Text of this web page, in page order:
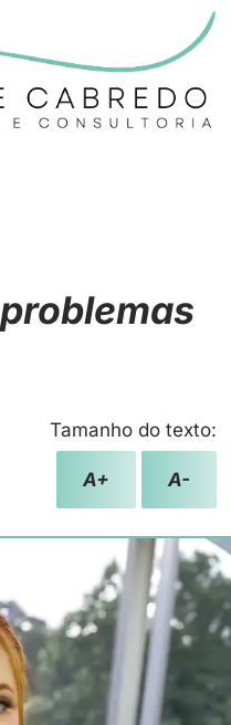
Tamanho do texto:
A+ A-